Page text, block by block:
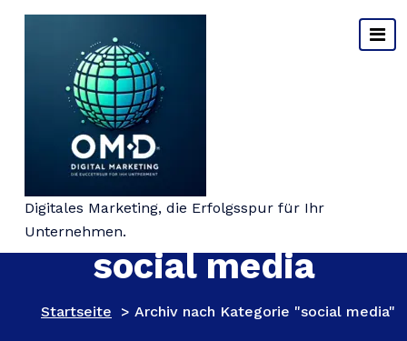
Digitales Marketing, die Erfolgsspur für Ihr
Unternehmen.
Kategorie-Archiv:
social media
Startseite > Archiv nach Kategorie "social media"